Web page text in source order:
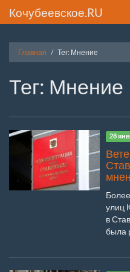
Кочубеевское.RU
Главная Тег: Мнение
Тег: Мнение
28
улиц
в
была